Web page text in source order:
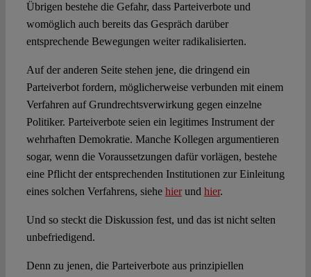
Übrigen bestehe die Gefahr, dass Parteiverbote und
womöglich auch bereits das Gespräch darüber
entsprechende Bewegungen weiter radikalisierten.
Auf der anderen Seite stehen jene, die dringend ein
Parteiverbot fordern, möglicherweise verbunden mit einem
Verfahren auf Grundrechtsverwirkung gegen einzelne
Politiker. Parteiverbote seien ein legitimes Instrument der
wehrhaften Demokratie. Manche Kollegen argumentieren
sogar, wenn die Voraussetzungen dafür vorlägen, bestehe
eine Pflicht der entsprechenden Institutionen zur Einleitung
eines solchen Verfahrens, siehe hierund hier.
Und so steckt die Diskussion fest, und das ist nicht selten
unbefriedigend.
Denn zu jenen, die Parteiverbote aus prinzipiellen